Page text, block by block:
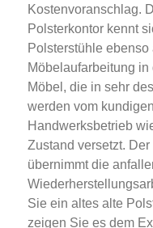
Kostenvoranschlag.
Polsterkontor kennt
Polsterstühle
Möbelaufarbeitung
Möbel, die in sehr
werden vom
Handwerksbetrieb
Zustand versetzt.
übernimmt die
Sie ein altes alte
zeigen Sie es dem